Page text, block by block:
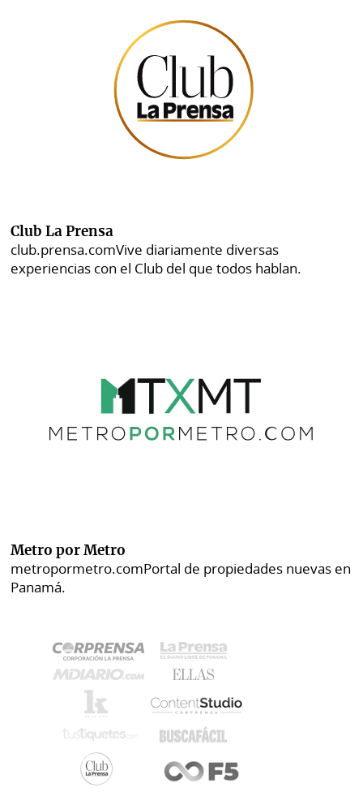
Club La Prensa
club.prensa.comVive diariamente diversas
experiencias con el Club del que todos hablan.
Metro por Metro
metropormetro.comPortal de propiedades nuevas en
Panamá.